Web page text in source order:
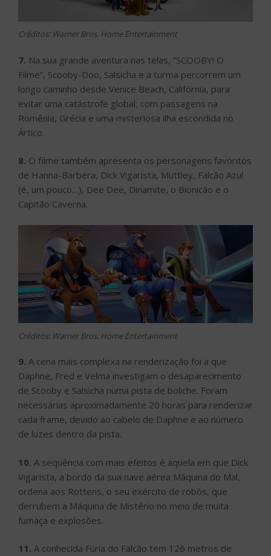
Créditos: Warner Bros. Home Entertainment
7. Na sua grande aventura nas telas, “SCOOBY! O
Filme”, Scooby-Doo, Salsicha e a turma percorrem um
longo caminho desde Venice Beach, Califórnia, para
evitar uma catástrofe global, com passagens na
Romênia, Grécia e uma misteriosa ilha escondida no
Ártico.
8. O filme também apresenta os personagens favoritos
de Hanna-Barbera, Dick Vigarista, Muttley, Falcão Azul
(é, um pouco…), Dee Dee, Dinamite, o Bionicão e o
Capitão Caverna.
Créditos: Warner Bros. Home Entertainment
9. A cena mais complexa na renderização foi a que
Daphne, Fred e Velma investigam o desaparecimento
de Scooby e Salsicha numa pista de boliche. Foram
necessárias aproximadamente 20 horas para renderizar
cada frame, devido ao cabelo de Daphne e ao número
de luzes dentro da pista.
10. A sequência com mais efeitos é aquela em que Dick
Vigarista, a bordo da sua nave aérea Máquina do Mal,
ordena aos Rottens, o seu exército de robôs, que
derrubem a Máquina de Mistério no meio de muita
fumaça e explosões.
11. A conhecida Fúria do Falcão tem 126 metros de